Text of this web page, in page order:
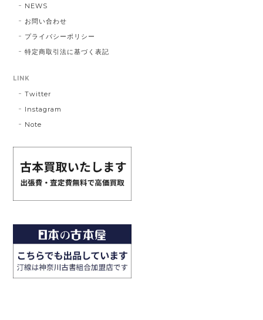
NEWS
お問い合わせ
プライバシーポリシー
特定商取引法に基づく表記
LINK
Twitter
Instagram
Note